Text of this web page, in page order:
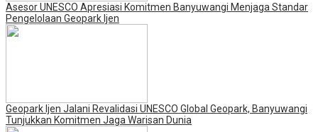
Asesor UNESCO Apresiasi Komitmen Banyuwangi Menjaga Standar
Pengelolaan Geopark Ijen
Geopark Ijen Jalani Revalidasi UNESCO Global Geopark, Banyuwangi
Tunjukkan Komitmen Jaga Warisan Dunia